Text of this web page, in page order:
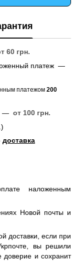
60 грн.
платеж —
платежом 200
от 100 грн.
доставка
наложенным
Новой почты и
доставки, если при
вы решили
доверие и сохранит